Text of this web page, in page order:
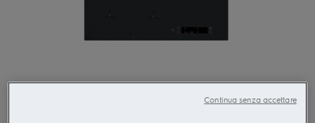
Continua senza accettare